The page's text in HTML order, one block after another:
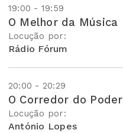
19:00 - 19:59
O Melhor da Música
Locução por:
Rádio Fórum
20:00 - 20:29
O Corredor do Poder
Locução por:
António Lopes